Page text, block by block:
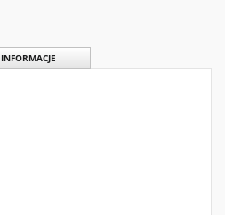
INFORMACJE